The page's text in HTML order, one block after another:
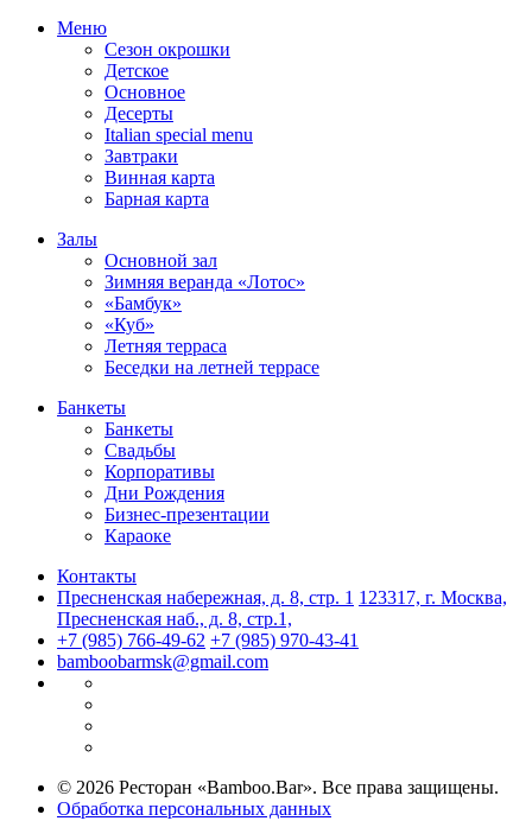
Меню
Сезон окрошки
Детское
Основное
Десерты
Italian special menu
Завтраки
Винная карта
Барная карта
Залы
Основной зал
Зимняя веранда «Лотос»
«Бамбук»
«Куб»
Летняя терраса
Беседки на летней террасе
Банкеты
Банкеты
Свадьбы
Корпоративы
Дни Рождения
Бизнес-презентации
Караоке
Контакты
Пресненская набережная, д. 8, стр. 1 123317, г. Москва,
Пресненская наб., д. 8, стр.1,
+7 (985) 766-49-62 +7 (985) 970-43-41
bamboobarmsk@gmail.com
© 2026 Ресторан «Bamboo.Bar». Все права защищены.
Обработка персональных данных